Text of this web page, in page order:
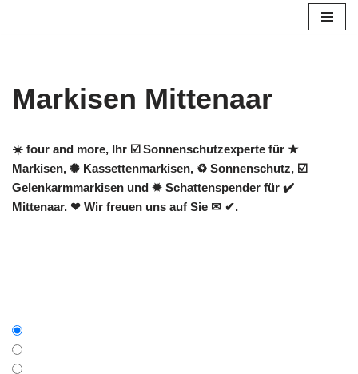
Markisen Mittenaar
☀️ four and more, Ihr ☑️ Sonnenschutzexperte für ★
Markisen, ✺ Kassettenmarkisen, ♻ Sonnenschutz, ☑️
Gelenkarmmarkisen und ✹ Schattenspender für ✔️
Mittenaar. ❤ Wir freuen uns auf Sie ✉ ✔.